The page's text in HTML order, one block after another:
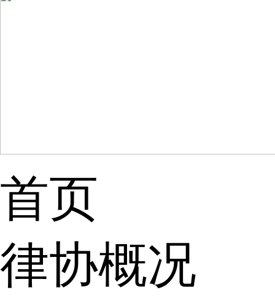
首页
律协概况